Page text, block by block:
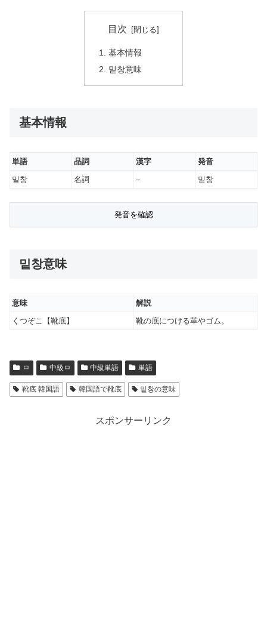
目次
基本情報
밑창意味
基本情報
単語 品詞 漢字
発音
밑창
名詞 – 믿창
밑창意味
意味
解説
くつぞこ【靴底】
靴の底につける革やゴム。
ㅁ 中級ㅁ 中級単語 単語
靴底 韓国語 韓国語で靴底 밑창の意味
スポンサーリンク